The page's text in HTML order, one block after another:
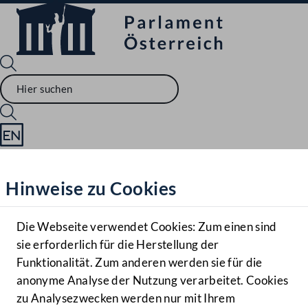
Hilfe
Benutzer
Navigationsmenü öffnen
MENÜ
Hinweise zu Cookies
Die Webseite verwendet Cookies: Zum einen sind
sie erforderlich für die Herstellung der
Funktionalität. Zum anderen werden sie für die
anonyme Analyse der Nutzung verarbeitet. Cookies
zu Analysezwecken werden nur mit Ihrem